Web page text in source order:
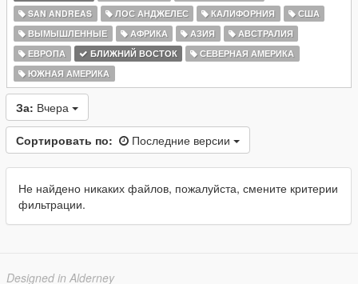
SAN ANDREAS
ЛОС АНДЖЕЛЕС КАЛИФОРНИЯ
США
ВЫМЫШЛЕННЫЕ
АФРИКА АЗИЯ
АВСТРАЛИЯ
ЕВРОПА
БЛИЖНИЙ ВОСТОК
СЕВЕРНАЯ АМЕРИКА
ЮЖНАЯ АМЕРИКА
За: Вчера
Сортировать по: Последние версии
Не найдено никаких файлов, пожалуйста, смените критерии
фильтрации.
Designed in Alderney